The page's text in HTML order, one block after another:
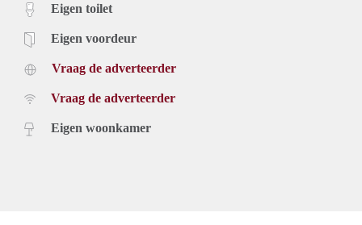
Eigen toilet
Eigen voordeur
Vraag de adverteerder
Vraag de adverteerder
Eigen woonkamer